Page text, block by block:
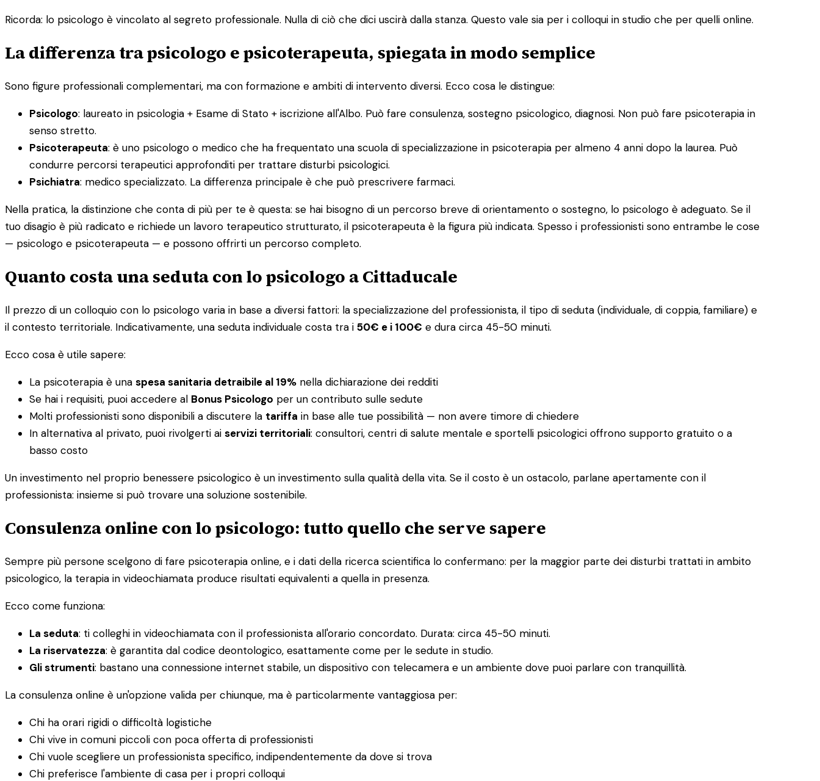
Ricorda: lo psicologo è vincolato al segreto professionale. Nulla di ciò che dici uscirà dalla stanza. Questo vale sia per i colloqui in studio che per quelli online.
La differenza tra psicologo e psicoterapeuta, spiegata in modo semplice
Sono figure professionali complementari, ma con formazione e ambiti di intervento diversi. Ecco cosa le distingue:
Psicologo: laureato in psicologia + Esame di Stato + iscrizione all'Albo. Può fare consulenza, sostegno psicologico, diagnosi. Non può fare psicoterapia in
senso stretto.
Psicoterapeuta: è uno psicologo o medico che ha frequentato una scuola di specializzazione in psicoterapia per almeno 4 anni dopo la laurea. Può
condurre percorsi terapeutici approfonditi per trattare disturbi psicologici.
Psichiatra: medico specializzato. La differenza principale è che può prescrivere farmaci.
Nella pratica, la distinzione che conta di più per te è questa: se hai bisogno di un percorso breve di orientamento o sostegno, lo psicologo è adeguato. Se il
tuo disagio è più radicato e richiede un lavoro terapeutico strutturato, il psicoterapeuta è la figura più indicata. Spesso i professionisti sono entrambe le cose
— psicologo e psicoterapeuta — e possono offrirti un percorso completo.
Quanto costa una seduta con lo psicologo a Cittaducale
Il prezzo di un colloquio con lo psicologo varia in base a diversi fattori: la specializzazione del professionista, il tipo di seduta (individuale, di coppia, familiare) e
il contesto territoriale. Indicativamente, una seduta individuale costa tra i 50€ e i 100€ e dura circa 45-50 minuti.
Ecco cosa è utile sapere:
La psicoterapia è una spesa sanitaria detraibile al 19% nella dichiarazione dei redditi
Se hai i requisiti, puoi accedere al Bonus Psicologo per un contributo sulle sedute
Molti professionisti sono disponibili a discutere la tariffa in base alle tue possibilità — non avere timore di chiedere
In alternativa al privato, puoi rivolgerti ai servizi territoriali: consultori, centri di salute mentale e sportelli psicologici offrono supporto gratuito o a
basso costo
Un investimento nel proprio benessere psicologico è un investimento sulla qualità della vita. Se il costo è un ostacolo, parlane apertamente con il
professionista: insieme si può trovare una soluzione sostenibile.
Consulenza online con lo psicologo: tutto quello che serve sapere
Sempre più persone scelgono di fare psicoterapia online, e i dati della ricerca scientifica lo confermano: per la maggior parte dei disturbi trattati in ambito
psicologico, la terapia in videochiamata produce risultati equivalenti a quella in presenza.
Ecco come funziona:
La seduta: ti colleghi in videochiamata con il professionista all'orario concordato. Durata: circa 45-50 minuti.
La riservatezza: è garantita dal codice deontologico, esattamente come per le sedute in studio.
Gli strumenti: bastano una connessione internet stabile, un dispositivo con telecamera e un ambiente dove puoi parlare con tranquillità.
La consulenza online è un'opzione valida per chiunque, ma è particolarmente vantaggiosa per:
Chi ha orari rigidi o difficoltà logistiche
Chi vive in comuni piccoli con poca offerta di professionisti
Chi vuole scegliere un professionista specifico, indipendentemente da dove si trova
Chi preferisce l'ambiente di casa per i propri colloqui